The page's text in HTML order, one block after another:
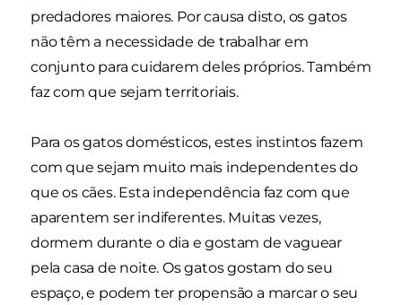
predadores maiores. Por causa disto, os gatos
não têm a necessidade de trabalhar em
conjunto para cuidarem deles próprios. Também
faz com que sejam territoriais.
Para os gatos domésticos, estes instintos fazem
com que sejam muito mais independentes do
que os cães. Esta independência faz com que
aparentem ser indiferentes. Muitas vezes,
dormem durante o dia e gostam de vaguear
pela casa de noite. Os gatos gostam do seu
espaço, e podem ter propensão a marcar o seu